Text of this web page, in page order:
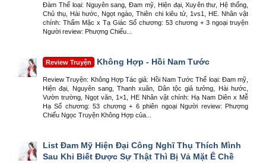
Đàm Thể loại: Nguyên sang, Đam mỹ, Hiện đại, Xuyên thư, Hệ thống,
Chủ thụ, Hài hước, Ngọt ngào, Thiên chi kiêu tử, 1vs1, HE. Nhân vật
chính: Thẩm Mặc x Tạ Giác Số chương: 53 chương + 3 ngoại truyện
Người review: Phượng Chiếu...
Review Truyện Không Hợp - Hồi Nam Tước
Review Truyện: Không Hợp Tác giả: Hồi Nam Tước Thể loại: Đam mỹ,
Hiện đại, Nguyên sang, Thanh xuân, Dân tộc giả tưởng, Hài hước,
Vườn trường, Ngọt văn, 1×1, HE Nhân vật chính: Hạ Nam Diên x Mễ
Hạ Số chương: 53 chương + 6 phiên ngoại Người review: Phượng
Chiếu Ngọc Truyện Không Hợp của...
List Đam Mỹ Hiện Đại Công Nghĩ Thụ Thích Mình
Sau Khi Biết Được Sự Thật Thì Bị Vả Mặt Ê Chề